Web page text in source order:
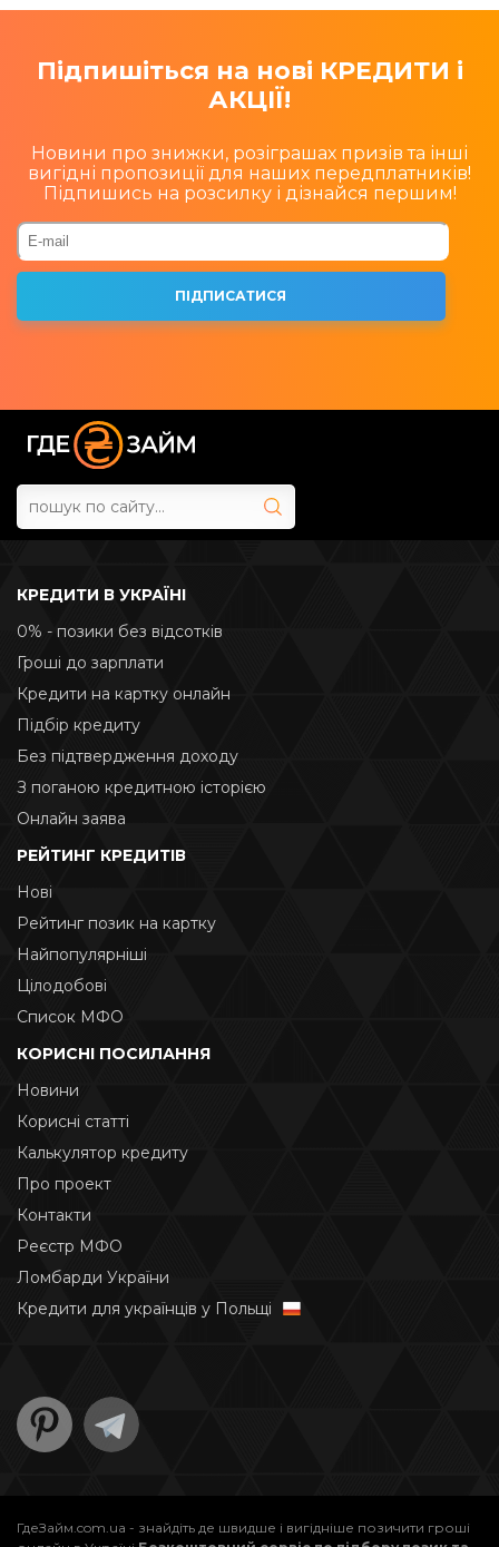
Підпишіться на нові КРЕДИТИ і
АКЦІЇ!
Новини про знижки, розіграшах призів та інші
вигідні пропозиції для наших передплатників!
Підпишись на розсилку і дізнайся першим!
КРЕДИТИ В УКРАЇНІ
0% - позики без відсотків
Гроші до зарплати
Кредити на картку онлайн
Підбір кредиту
Без підтвердження доходу
З поганою кредитною історією
Онлайн заява
РЕЙТИНГ КРЕДИТІВ
Нові
Рейтинг позик на картку
Найпопулярніші
Цілодобові
Список МФО
КОРИСНІ ПОСИЛАННЯ
Новини
Корисні статті
Калькулятор кредиту
Про проект
Контакти
Реєстр МФО
Ломбарди України
Кредити для українців у Польщі
ГдеЗайм.com.ua - знайдіть де швидше і вигідніше позичити гроші